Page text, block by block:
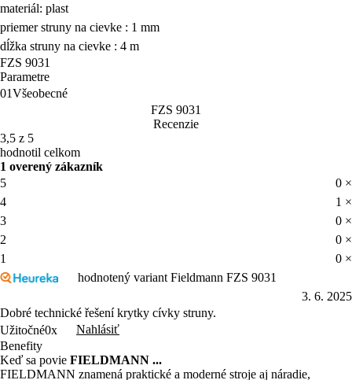
materiál: plast
priemer struny na cievke : 1 mm
dĺžka struny na cievke : 4 m
FZS 9031
Parametre
01Všeobecné
FZS 9031
Recenzie
3,5 z 5
hodnotil celkom
1 overený zákazník
5
0 ×
4
1 ×
3
0 ×
2
0 ×
1
0 ×
hodnotený variant Fieldmann FZS 9031
3. 6. 2025
Dobré technické řešení krytky cívky struny.
Užitočné0x
Nahlásiť
Benefity
Keď sa povie FIELDMANN ...
FIELDMANN znamená praktické a moderné stroje aj náradie,